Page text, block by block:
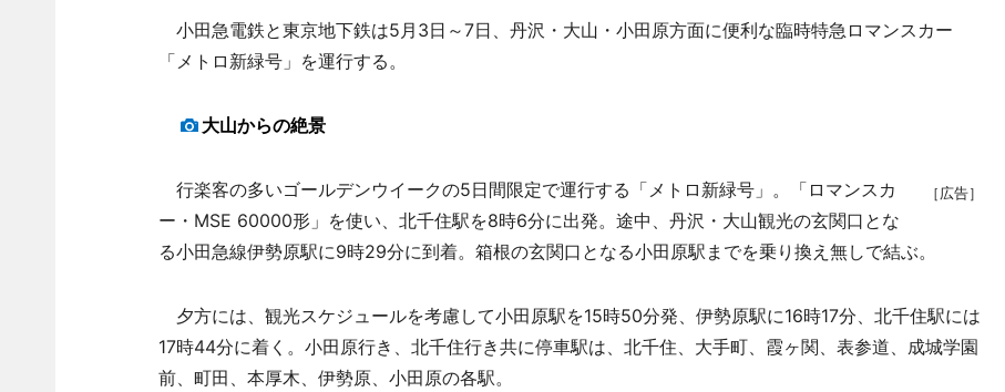
小田急電鉄と東京地下鉄は5月3日～7日、丹沢・大山・小田原方面に便利な臨時特急ロマンスカー
「メトロ新緑号」を運行する。
大山からの絶景
［広告］
行楽客の多いゴールデンウイークの5日間限定で運行する「メトロ新緑号」。「ロマンスカ
ー・MSE 60000形」を使い、北千住駅を8時6分に出発。途中、丹沢・大山観光の玄関口とな
る小田急線伊勢原駅に9時29分に到着。箱根の玄関口となる小田原駅までを乗り換え無しで結ぶ。
夕方には、観光スケジュールを考慮して小田原駅を15時50分発、伊勢原駅に16時17分、北千住駅には
17時44分に着く。小田原行き、北千住行き共に停車駅は、北千住、大手町、霞ヶ関、表参道、成城学園
前、町田、本厚木、伊勢原、小田原の各駅。